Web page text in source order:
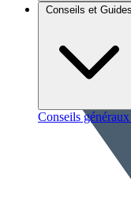
Brèves et actus
Conseils et Guides
Conseils généraux